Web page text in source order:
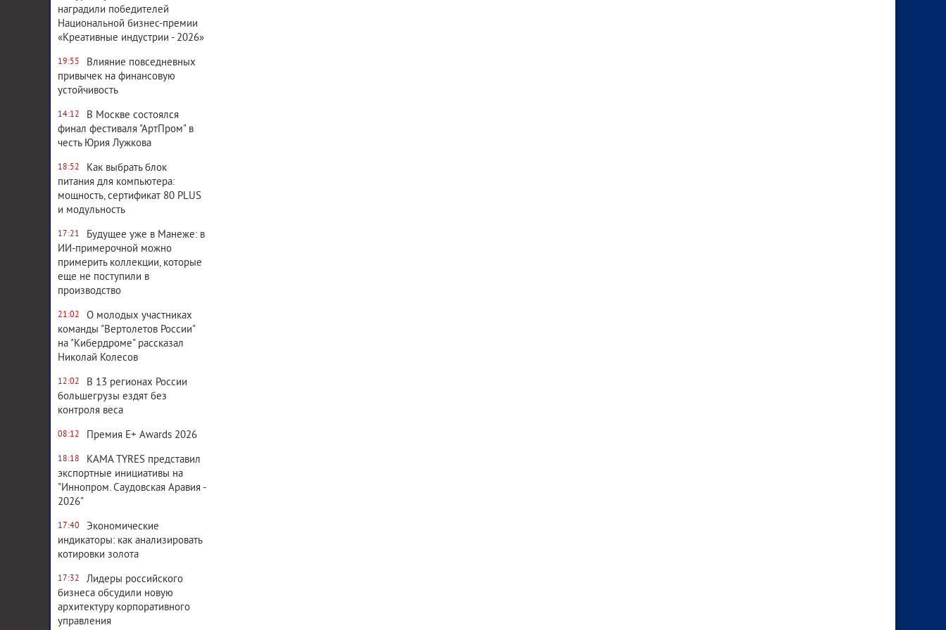
наградили победителей
Национальной бизнес-премии
«Креативные индустрии - 2026»
19:55
Влияние повседневных
привычек на финансовую
устойчивость
14:12
В Москве состоялся
финал фестиваля "АртПром" в
честь Юрия Лужкова
18:52
Как выбрать блок
питания для компьютера:
мощность, сертификат 80 PLUS
и модульность
17:21
Будущее уже в Манеже: в
ИИ-примерочной можно
примерить коллекции, которые
еще не поступили в
производство
21:02
О молодых участниках
команды "Вертолетов России"
на "Кибердроме" рассказал
Николай Колесов
12:02
В 13 регионах России
большегрузы ездят без
контроля веса
08:12 Премия E+ Awards 2026
18:18
KAMA TYRES представил
экспортные инициативы на
"Иннопром. Саудовская Аравия -
2026"
17:40
Экономические
индикаторы: как анализировать
котировки золота
17:32
Лидеры российского
бизнеса обсудили новую
архитектуру корпоративного
управления